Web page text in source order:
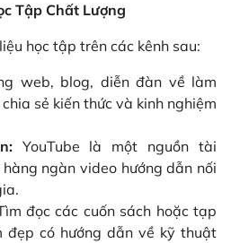
Tập Chất Lượng
học tập trên các kênh sau:
web, blog, diễn đàn về làm
sẻ kiến thức và kinh nghiệm
YouTube là một nguồn tài
ngàn video hướng dẫn nối
đọc các cuốn sách hoặc tạp
đẹp có hướng dẫn về kỹ thuật